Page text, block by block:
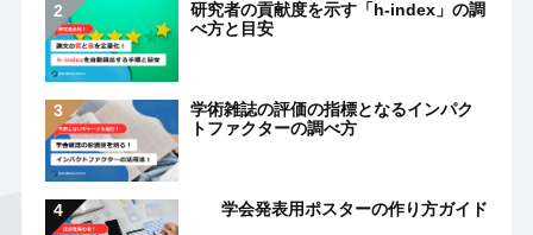
研究者の貢献度を示す「h-index」の調
べ方と目安
学術雑誌の評価の指標となるインパク
トファクターの調べ方
学会発表用ポスターの作り方ガイド